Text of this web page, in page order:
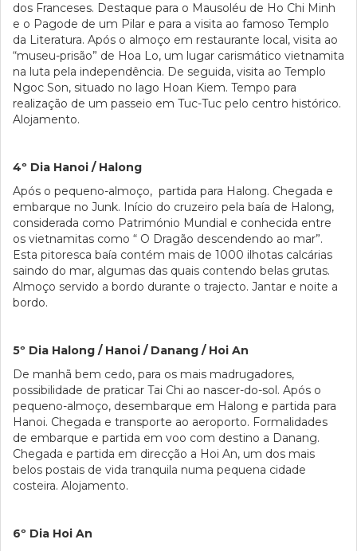
dos Franceses. Destaque para o Mausoléu de Ho Chi Minh
e o Pagode de um Pilar e para a visita ao famoso Templo
da Literatura. Após o almoço em restaurante local, visita ao
“museu-prisão” de Hoa Lo, um lugar carismático vietnamita
na luta pela independência. De seguida, visita ao Templo
Ngoc Son, situado no lago Hoan Kiem. Tempo para
realização de um passeio em Tuc-Tuc pelo centro histórico.
Alojamento.
4º Dia Hanoi / Halong
Após o pequeno-almoço, partida para Halong. Chegada e
embarque no Junk. Início do cruzeiro pela baía de Halong,
considerada como Património Mundial e conhecida entre
os vietnamitas como “ O Dragão descendendo ao mar”.
Esta pitoresca baía contém mais de 1000 ilhotas calcárias
saindo do mar, algumas das quais contendo belas grutas.
Almoço servido a bordo durante o trajecto. Jantar e noite a
bordo.
5º Dia Halong / Hanoi / Danang / Hoi An
De manhã bem cedo, para os mais madrugadores,
possibilidade de praticar Tai Chi ao nascer-do-sol. Após o
pequeno-almoço, desembarque em Halong e partida para
Hanoi. Chegada e transporte ao aeroporto. Formalidades
de embarque e partida em voo com destino a Danang.
Chegada e partida em direcção a Hoi An, um dos mais
belos postais de vida tranquila numa pequena cidade
costeira. Alojamento.
6º Dia Hoi An